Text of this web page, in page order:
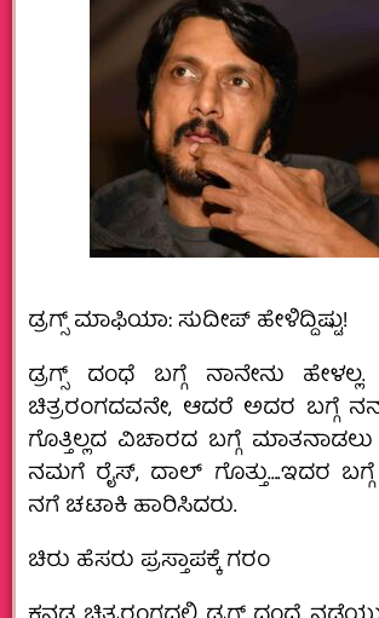
ಡ್ರಗ್ಸ್ ಮಾಫಿಯಾ: ಸುದೀಪ್ ಹೇಳಿದ್ದಿಷ್ಟು!
ಡ್ರಗ್ಸ್ ದಂಧೆ ಬಗ್ಗೆ ನಾನೇನು
ಚಿತ್ರರಂಗದವನೇ, ಆದರೆ ಅದರ ಬಗ್ಗೆ
ಗೊತ್ತಿಲ್ಲದ ವಿಚಾರದ ಬಗ್ಗೆ
ನಮಗೆ ರೈಸ್, ದಾಲ್ ಗೊತ್ತು….ಇದರ ಬಗ್ಗೆ
ನಗೆ ಚಟಾಕಿ ಹಾರಿಸಿದರು.
ಚಿರು ಹೆಸರು ಪ್ರಸ್ತಾಪಕ್ಕೆ ಗರಂ